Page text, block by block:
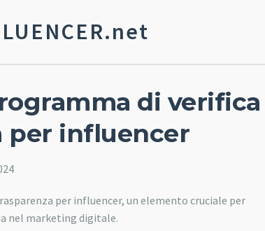
di verifica
per influencer
per influencer, un elemento cruciale per
nel marketing digitale.